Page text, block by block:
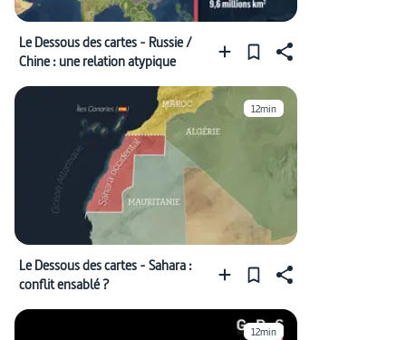
Le Dessous des cartes - Russie /
Chine : une relation atypique
12min
Le Dessous des cartes - Sahara :
conflit ensablé ?
12min